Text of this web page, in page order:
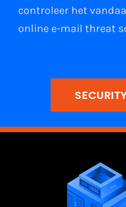
controleer het
online e-mail threat